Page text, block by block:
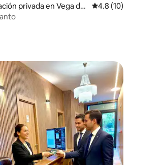
4.76 de 5, 50 reseñas
privada en Vega de
Calificación
4.8 (10)